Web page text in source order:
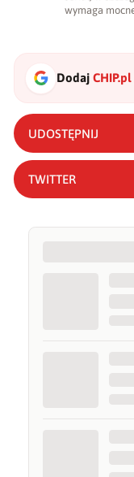
wymaga
DodajCHIP.pl
UDOSTĘPNIJ
TWITTER